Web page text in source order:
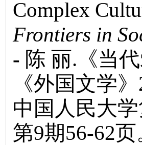
Complex
Frontiers in
- 陈 丽.《当
《外国文学
中国人民大
第9期56-62页